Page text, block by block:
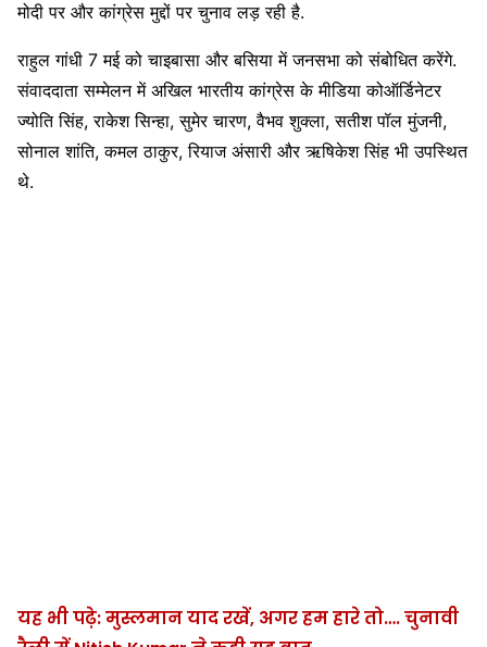
मोदी पर और कांग्रेस मुद्दों पर चुनाव लड़ रही है.
राहुल गांधी 7 मई को चाइबासा और बसिया में जनसभा को संबोधित करेंगे.
संवाददाता सम्मेलन में अखिल भारतीय कांग्रेस के मीडिया कोऑर्डिनेटर
ज्योति सिंह, राकेश सिन्हा, सुमेर चारण, वैभव शुक्ला, सतीश पॉल मुंजनी,
सोनाल शांति, कमल ठाकुर, रियाज अंसारी और ऋषिकेश सिंह भी उपस्थित
थे.
यह भी पढ़े: मुस्लमान याद रखें, अगर हम हारे तो…. चुनावी